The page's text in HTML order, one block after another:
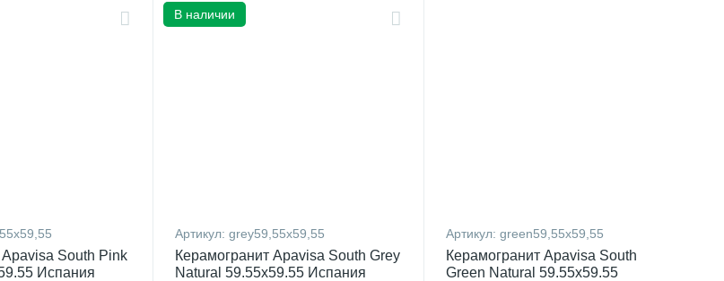
South Pink
Испания
В наличии
Артикул: grey59,55x59,55
Керамогранит Apavisa South Grey
Natural 59.55x59.55 Испания
Артикул: green59,55x59,55
Керамогранит Apavisa South
Green Natural 59.55x59.55